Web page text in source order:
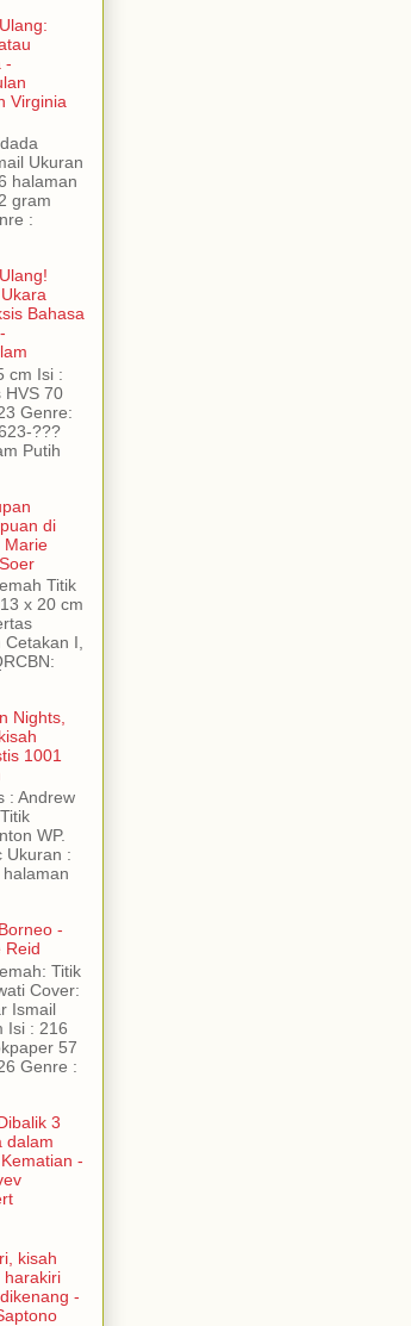
-
Virginia
Ukuran
halaman
gram
:
Bahasa
cm Isi :
HVS 70
Genre:
???
Putih
di
Marie
Titik
x 20 cm
Cetakan I,
Nights,
1001
: Andrew
WP.
Ukuran :
-
Reid
Titik
Cover:
Ismail
Isi : 216
57
Genre :
3
dalam
-
kisah
harakiri
-